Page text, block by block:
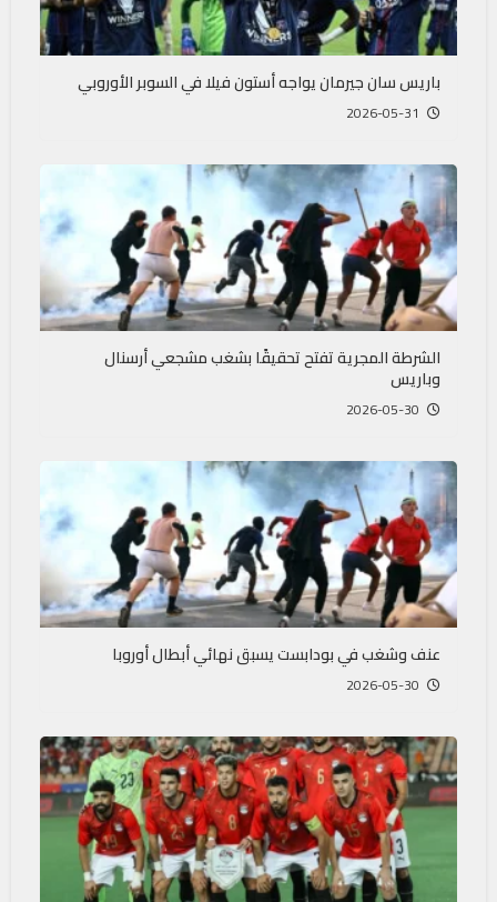
باريس سان جيرمان يواجه أستون فيلا في السوبر الأوروبي
الشرطة المجرية تفتح تحقيقًا بشغب مشجعي أرسنال
وباريس
عنف وشغب في بودابست يسبق نهائي أبطال أوروبا